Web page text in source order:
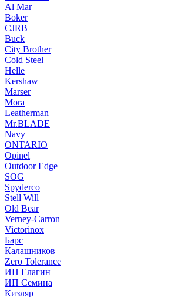
Al Mar
Boker
CJRB
Buck
City Brother
Cold Steel
Helle
Kershaw
Marser
Mora
Leatherman
Mr.BLADE
Navy
ONTARIO
Opinel
Outdoor Edge
SOG
Spyderco
Stell Will
Old Bear
Verney-Carron
Victorinox
Барс
Калашников
Zero Tolerance
ИП Елагин
ИП Семина
Кизляр